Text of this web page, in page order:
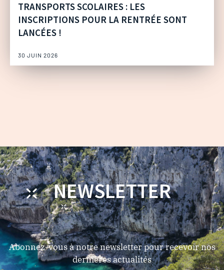
TRANSPORTS SCOLAIRES : LES
INSCRIPTIONS POUR LA RENTRÉE SONT
LANCÉES !
30 JUIN 2026
NEWSLETTER
Abonnez-vous à notre newsletter pour recevoir nos
dernières actualités